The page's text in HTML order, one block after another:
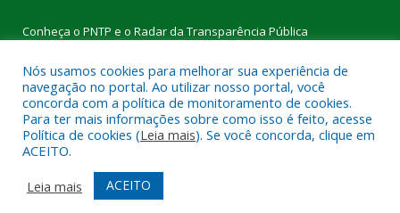
Conheça o PNTP e o Radar da Transparência Pública
Todos os direitos reservados a Câmara Municipal de Breu
Branco.
Mapa do Site
Acessar Área Administrativa
Acessar Webmail
Nós usamos cookies para melhorar sua experiência de
navegação no portal. Ao utilizar nosso portal, você
concorda com a política de monitoramento de cookies.
Para ter mais informações sobre como isso é feito, acesse
Política de cookies (Leia mais). Se você concorda, clique em
ACEITO.
Leia mais
ACEITO